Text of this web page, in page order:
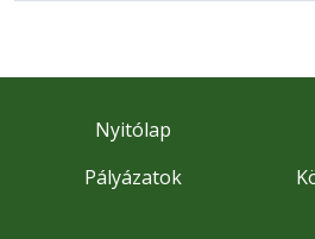
Nyitólap
Pályázatok